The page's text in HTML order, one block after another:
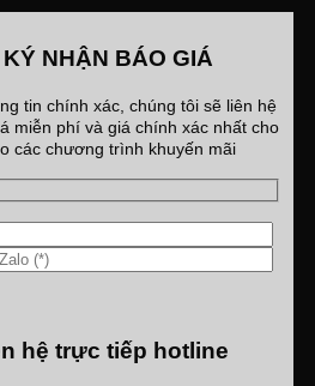
NHẬN BÁO GIÁ
tin chính xác, chúng tôi sẽ liên hệ
miễn phí và giá chính xác nhất cho
các chương trình khuyến mãi
hệ trực tiếp hotline